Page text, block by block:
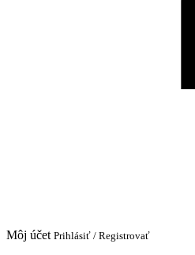
Môj účet Prihlásiť / Registrovať